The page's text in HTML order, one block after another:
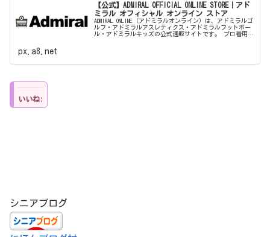
【公式】ADMIRAL OFFICIAL ONLINE STORE｜アド
ミラル オフィシャル オンライン ストア
ADMIRAL ONLINE（アドミラルオンライン）は、アドミラルゴ
ルフ・アドミラルアスレティクス・アドミラルフットボー
ル・アドミラルキッズの公式通販サイトです。 プロ着用の
px.a8.net
いいね:
シニアブログ